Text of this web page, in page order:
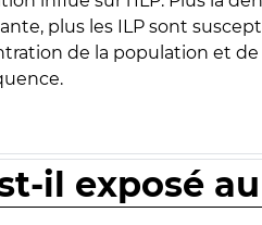
plus les ILP sont
de la population et
il exposé